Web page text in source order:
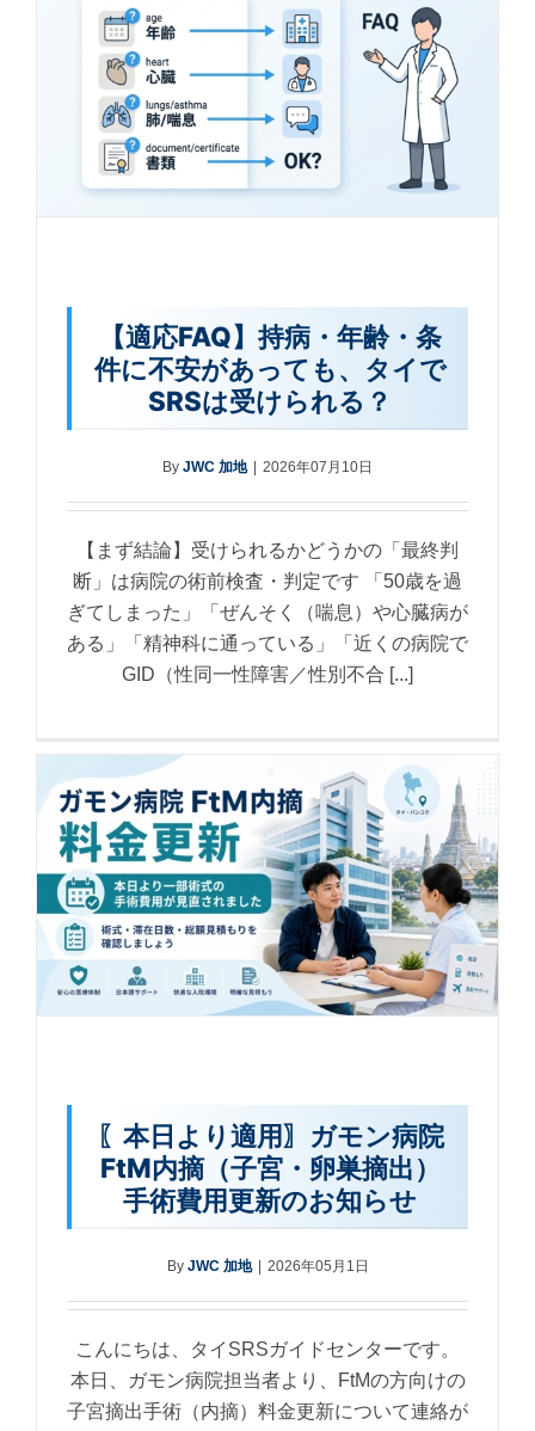
【適応FAQ】持病・年齢・条
件に不安があっても、タイで
SRSは受けられる？
By JWC 加地 2026年07月10日
【まず結論】受けられるかどうかの「最終判
断」は病院の術前検査・判定です 「50歳を過
ぎてしまった」「ぜんそく（喘息）や心臓病が
ある」「精神科に通っている」「近くの病院で
GID（性同一性障害／性別不合 [...]
〖本日より適用〗ガモン病院
FtM内摘（子宮・卵巣摘出）
手術費用更新のお知らせ
By JWC 加地 2026年05月1日
こんにちは、タイSRSガイドセンターです。
本日、ガモン病院担当者より、FtMの方向けの
子宮摘出手術（内摘）料金更新について連絡が